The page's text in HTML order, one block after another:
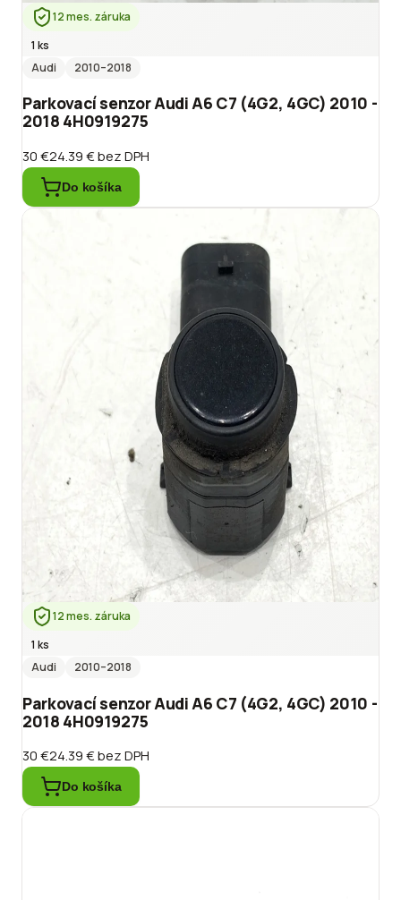
12 mes. záruka
1 ks
Audi
2010–2018
Parkovací senzor Audi A6 C7 (4G2, 4GC) 2010 -
2018 4H0919275
30 €24.39 €bez DPH
Do košíka
12 mes. záruka
1 ks
Audi
2010–2018
Parkovací senzor Audi A6 C7 (4G2, 4GC) 2010 -
2018 4H0919275
30 €24.39 €bez DPH
Do košíka